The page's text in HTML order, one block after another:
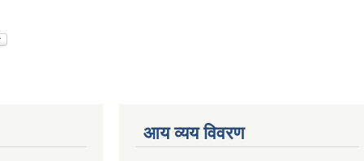
आय व्यय विवरण